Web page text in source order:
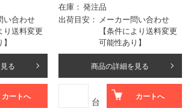
い合わせ
り送料変更
る
カートへ
在庫
発注品
出荷目安
メーカー問い合わせ
【条件により送料変更
可能性あり】
商品の詳細を見る
台 カートへ